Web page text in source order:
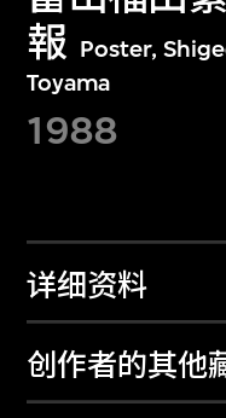
報 Poster,
Toyama
1988
详细资料
创作者的其他